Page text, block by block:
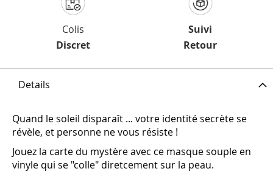
Colis
Discret
Suivi
Retour
Details
Quand le soleil disparaît ... votre identité secrète se
révèle, et personne ne vous résiste !
Jouez la carte du mystère avec ce masque souple en
vinyle qui se "colle" diretcement sur la peau.